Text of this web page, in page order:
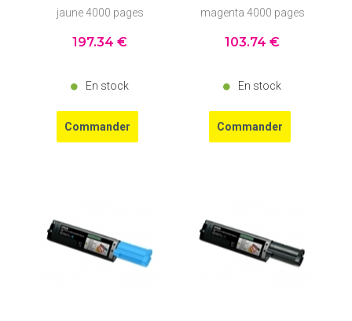
jaune 4000 pages
197.34 €
En stock
magenta 4000 pages
103.74 €
En stock